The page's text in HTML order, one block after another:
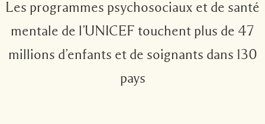
Les programmes psychosociaux et de santé
mentale de l’UNICEF touchent plus de 47
millions d’enfants et de soignants dans 130
pays